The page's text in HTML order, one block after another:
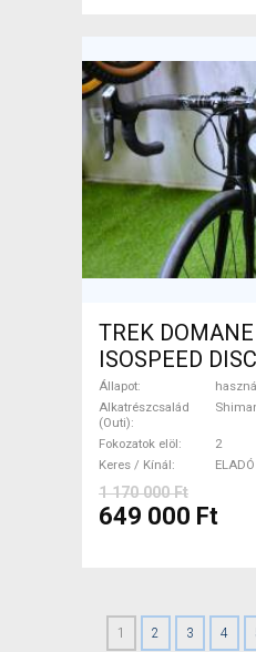
TREK
ISOSPEED
Di2 2x11 52/53
Shimano Dura
tárcsafék
Állapot
Alkatrészcsalád
(Outi)
Fokozatok elöl
2
Keres / Kínál
ELADÓ
1 170 000 Ft
649 000 Ft
1 2 3 4